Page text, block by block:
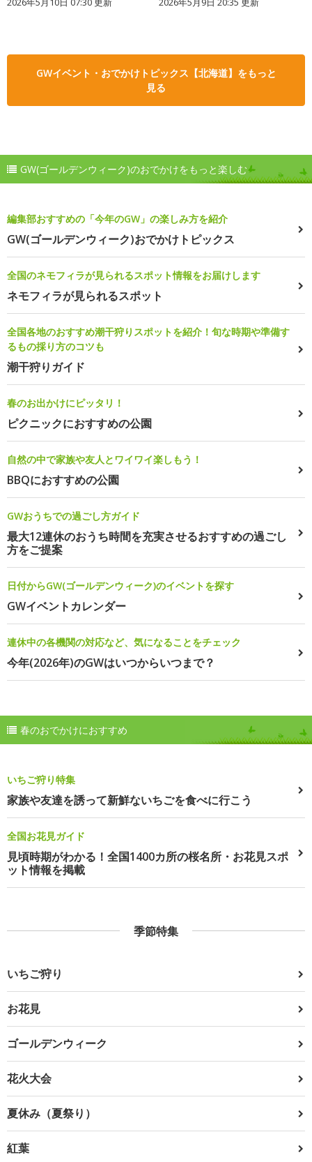
GWイベント・おでかけトピックス【北海道】をもっと
見る
GW(ゴールデンウィーク)のおでかけをもっと楽しむ
編集部おすすめの「今年のGW」の楽しみ方を紹介
GW(ゴールデンウィーク)おでかけトピックス
全国のネモフィラが見られるスポット情報をお届けします
ネモフィラが見られるスポット
全国各地のおすすめ潮干狩りスポットを紹介！旬な時期や準備す
るもの採り方のコツも
潮干狩りガイド
春のお出かけにピッタリ！
ピクニックにおすすめの公園
自然の中で家族や友人とワイワイ楽しもう！
BBQにおすすめの公園
GWおうちでの過ごし方ガイド
最大12連休のおうち時間を充実させるおすすめの過ごし
方をご提案
日付からGW(ゴールデンウィーク)のイベントを探す
GWイベントカレンダー
連休中の各機関の対応など、気になることをチェック
今年(2026年)のGWはいつからいつまで？
春のおでかけにおすすめ
いちご狩り特集
家族や友達を誘って新鮮ないちごを食べに行こう
全国お花見ガイド
見頃時期がわかる！全国1400カ所の桜名所・お花見スポ
ット情報を掲載
季節特集
いちご狩り
お花見
ゴールデンウィーク
花火大会
夏休み（夏祭り）
紅葉